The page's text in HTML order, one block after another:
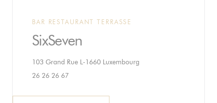
BAR RESTAURANT TERRASSE
SixSeven
103 Grand Rue L-1660 Luxembourg
26 26 26 67